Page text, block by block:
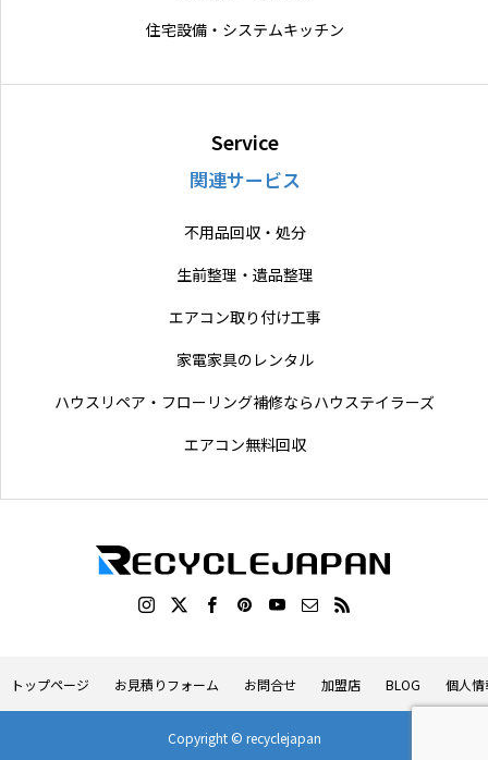
住宅設備・システムキッチン
Service
関連サービス
不用品回収・処分
生前整理・遺品整理
エアコン取り付け工事
家電家具のレンタル
ハウスリペア・フローリング補修ならハウステイラーズ
エアコン無料回収
トップページ お見積りフォーム お問合せ 加盟店 BLOG 個人
Copyright © recyclejapan